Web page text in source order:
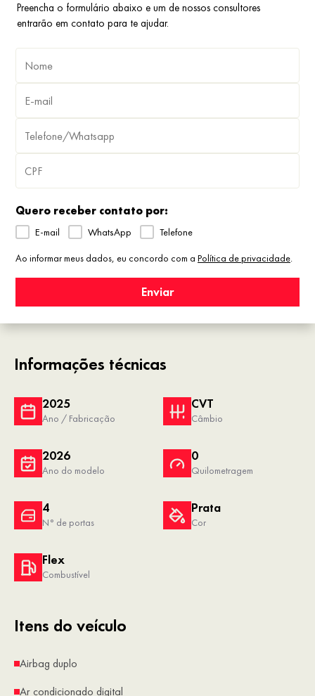
Preencha o formulário abaixo e um de nossos consultores
entrarão em contato para te ajudar.
Quero receber contato por:
E-mail WhatsApp Telefone
Ao informar meus dados, eu concordo com a Política de privacidade.
Enviar
Informações técnicas
2025
Ano / Fabricação
CVT
Câmbio
4
N° de portas
Prata
Cor
2026
Ano do modelo
0
Quilometragem
Flex
Combustível
Itens do veículo
Airbag duplo
Ar condicionado digital